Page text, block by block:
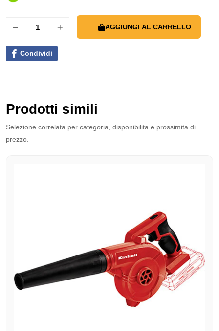
AGGIUNGI AL CARRELLO
Condividi
Prodotti simili
Selezione correlata per categoria, disponibilita e prossimita di
prezzo.